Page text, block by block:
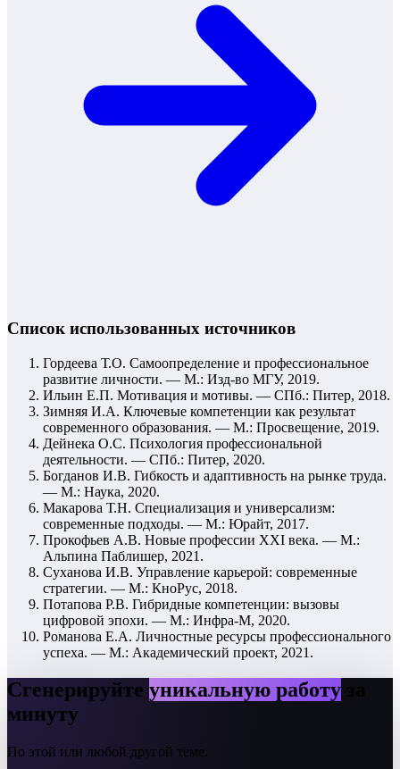
Список использованных источников
Гордеева Т.О. Самоопределение и профессиональное
развитие личности. — М.: Изд-во МГУ, 2019.
Ильин Е.П. Мотивация и мотивы. — СПб.: Питер, 2018.
Зимняя И.А. Ключевые компетенции как результат
современного образования. — М.: Просвещение, 2019.
Дейнека О.С. Психология профессиональной
деятельности. — СПб.: Питер, 2020.
Богданов И.В. Гибкость и адаптивность на рынке труда.
— М.: Наука, 2020.
Макарова Т.Н. Специализация и универсализм:
современные подходы. — М.: Юрайт, 2017.
Прокофьев А.В. Новые профессии XXI века. — М.:
Альпина Паблишер, 2021.
Суханова И.В. Управление карьерой: современные
стратегии. — М.: КноРус, 2018.
Потапова Р.В. Гибридные компетенции: вызовы
цифровой эпохи. — М.: Инфра-М, 2020.
Романова Е.А. Личностные ресурсы профессионального
успеха. — М.: Академический проект, 2021.
Сгенерируйте уникальную работу
минуту
По этой или любой другой теме.